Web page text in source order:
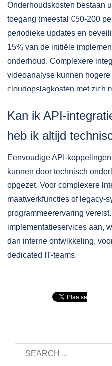
Onderhoudskosten bestaan
toegang (meestal €50-200
periodieke updates en
15% van de initiële
onderhoud. Complexere
videoanalyse kunnen hogere
cloudopslagkosten met zich
Kan ik API-
heb ik altijd
Eenvoudige API-
kunnen door technisch
opgezet. Voor complexere
maatwerkfuncties of legacy-
programmeerervaring
implementatieservices aan,
dan interne ontwikkeling,
dedicated IT-teams.